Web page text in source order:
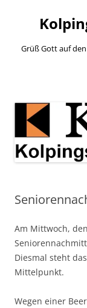
springen
Grüß Gott auf
Am Mittwoch,
Diesmal steht
Mittelpunkt.
Wegen einer